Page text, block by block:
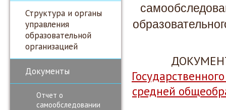
Структура и органы
управления
образовательной
организацией
Документы
Отчет о
самообследовании
средней